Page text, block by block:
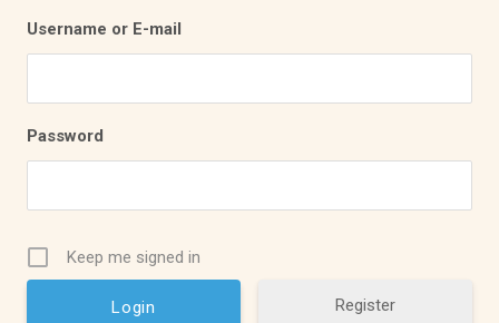
Username or E-mail
Password
Keep me signed in
Register